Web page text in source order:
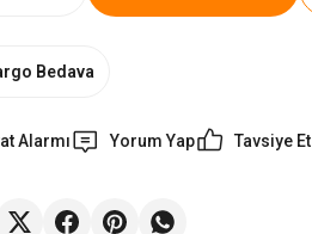
Bedava
Alarmı Yorum Yap Tavsiye Et